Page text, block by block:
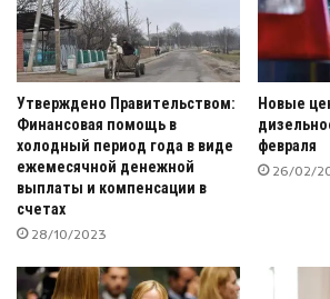
Утверждено Правительством:
Финансовая помощь в
холодный период года в виде
ежемесячной денежной
выплаты и компенсации в
счетах
28/10/2023
Новые
февраля
26/02/